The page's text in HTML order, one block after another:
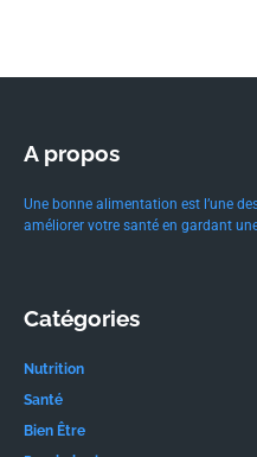
A propos
Une bonne alimentation est l’une
améliorer votre santé en gardant
Catégories
Nutrition
Santé
Bien Être